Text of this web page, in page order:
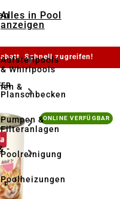
&
-
Alles in Pool
anzeigen
Aufstellpools
& Whirlpools
Planschbecken
Pumpen &
Filteranlagen
Poolreinigung
Poolheizungen
Schnell zugreifen!
ONLINE VERFÜGBAR